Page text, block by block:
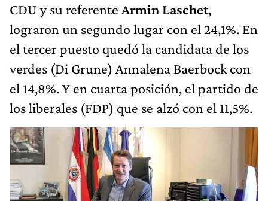
CDU y su referente Armin Laschet,
lograron un segundo lugar con el 24,1%. En
el tercer puesto quedó la candidata de los
verdes (Di Grune) Annalena Baerbock con
el 14,8%. Y en cuarta posición, el partido de
los liberales (FDP) que se alzó con el 11,5%.